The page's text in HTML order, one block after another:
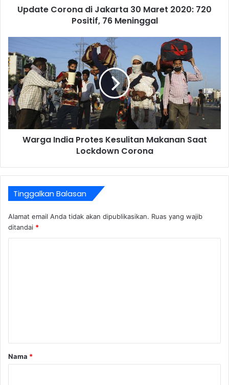
Update Corona di Jakarta 30 Maret 2020: 720
Positif, 76 Meninggal
Warga India Protes Kesulitan Makanan Saat
Lockdown Corona
Tinggalkan Balasan
Alamat email Anda tidak akan dipublikasikan. Ruas yang wajib
ditandai *
rNama *